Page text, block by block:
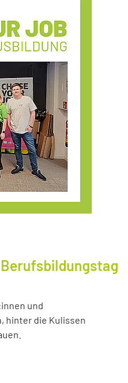
und
hinter die Kulissen